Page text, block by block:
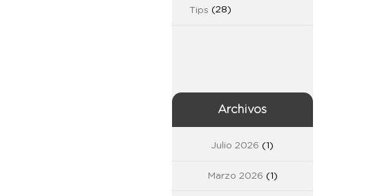
Tips (28)
Archivos
Julio 2026 (1)
Marzo 2026 (1)